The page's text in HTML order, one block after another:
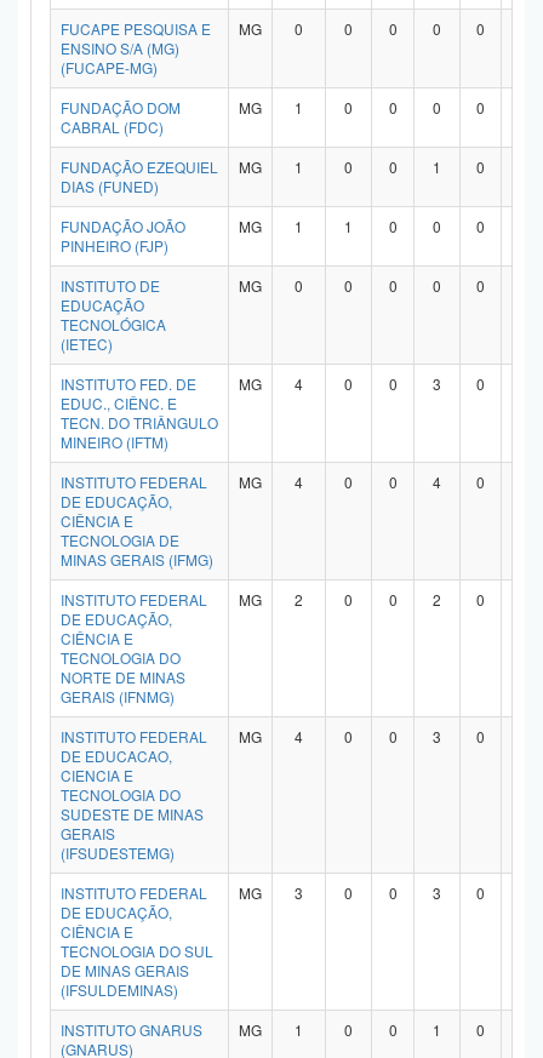
FUCAPE PESQUISA E
ENSINO S/A (MG)
(FUCAPE-MG)
MG 0 0 0 0 0
FUNDAÇÃO DOM
CABRAL (FDC)
MG 1 0 0 0 0
FUNDAÇÃO EZEQUIEL
DIAS (FUNED)
MG 1 0 0 1 0
FUNDAÇÃO JOÃO
PINHEIRO (FJP)
MG 1 1 0 0 0
INSTITUTO DE
EDUCAÇÃO
TECNOLÓGICA
(IETEC)
MG 0 0 0 0 0
INSTITUTO FED. DE
EDUC., CIÊNC. E
TECN. DO TRIÂNGULO
MINEIRO (IFTM)
MG 4 0 0 3 0
INSTITUTO FEDERAL
DE EDUCAÇÃO,
CIÊNCIA E
TECNOLOGIA DE
MINAS GERAIS (IFMG)
MG 4 0 0 4 0
INSTITUTO FEDERAL
DE EDUCAÇÃO,
CIÊNCIA E
TECNOLOGIA DO
NORTE DE MINAS
GERAIS (IFNMG)
MG 2 0 0 2 0
INSTITUTO FEDERAL
DE EDUCACAO,
CIENCIA E
TECNOLOGIA DO
SUDESTE DE MINAS
GERAIS
(IFSUDESTEMG)
MG 4 0 0 3 0
INSTITUTO FEDERAL
DE EDUCAÇÃO,
CIÊNCIA E
TECNOLOGIA DO SUL
DE MINAS GERAIS
(IFSULDEMINAS)
MG 3 0 0 3 0
INSTITUTO GNARUS
(GNARUS)
MG 1 0 0 1 0